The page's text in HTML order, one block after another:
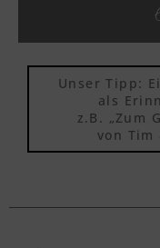
Unser Tipp:
als
z.B. „Zum
von Tim